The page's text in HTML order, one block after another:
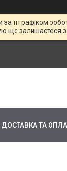
її графіком
що залишаєтеся
ДОСТАВКА ТА